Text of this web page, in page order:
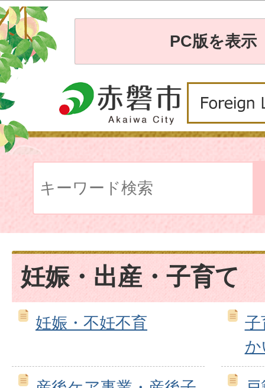
PC版を表示
妊娠・出産・子育て
妊娠・不妊不育
子